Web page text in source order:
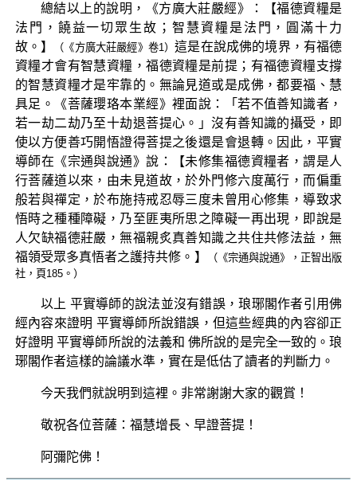
總結以上的說明，《方廣大莊嚴經》：【福德資糧是
法門，饒益一切眾生故；智慧資糧是法門，圓滿十力
故。】
（《方廣大莊嚴經》卷1）這是在說成佛的境界，有福德
資糧才會有智慧資糧，福德資糧是前提；有福德資糧支撐
的智慧資糧才是牢靠的。無論見道或是成佛，都要福、慧
具足。《菩薩瓔珞本業經》裡面說：「若不值善知識者，
若一劫二劫乃至十劫退菩提心。」沒有善知識的攝受，即
使以方便善巧開悟證得菩提之後還是會退轉。因此，平實
導師在《宗通與說通》說：【未修集福德資糧者，謂是人
行菩薩道以來，由未見道故，於外門修六度萬行，而偏重
般若與禪定，於布施持戒忍辱三度未曾用心修集，導致求
悟時之種種障礙，乃至匪夷所思之障礙一再出現，即說是
人欠缺福德莊嚴，無福親炙真善知識之共住共修法益，無
福領受眾多真悟者之護持共修。】
（《宗通與說通》，正智出版
社，頁185。）
以上 平實導師的說法並沒有錯誤，琅琊閣作者引用佛
經內容來證明 平實導師所說錯誤，但這些經典的內容卻正
好證明 平實導師所說的法義和 佛所說的是完全一致的。琅
琊閣作者這樣的論議水準，實在是低估了讀者的判斷力。
今天我們就說明到這裡。非常謝謝大家的觀賞！
敬祝各位菩薩：福慧增長、早證菩提！
阿彌陀佛！